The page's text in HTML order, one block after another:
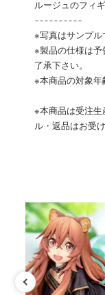
ルージュのフィ
----------
※写真はサンプル
※製品の仕様は予
了承下さい。
※本商品の対象年
※本商品は受注生
ル・返品はお受
カテゴリ